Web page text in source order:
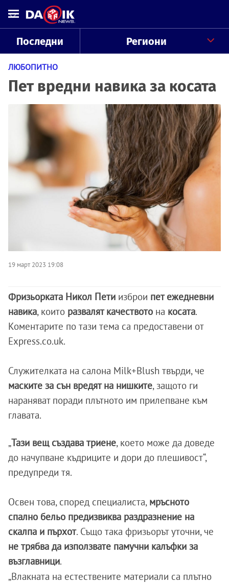
Последни Региони
ЛЮБОПИТНО
Пет вредни навика за косата
19 март 2023 19:08
Фризьорката Никол Пети изброи пет ежедневни
навика, които развалят качеството на косата.
Коментарите по тази тема са предоставени от
Express.co.uk.
Служителката на салона Milk+Blush твърди, че
маските за сън вредят на нишките, защото ги
нараняват поради плътното им прилепване към
главата.
„Тази вещ създава триене, което може да доведе
до начупване къдриците и дори до плешивост“,
предупреди тя.
Освен това, според специалиста, мръсното
спално бельо предизвиква раздразнение на
скалпа и пърхот. Също така фризьорът уточни, че
не трябва да използвате памучни калъфки за
възглавници.
„Влакната на естествените материали са плътно